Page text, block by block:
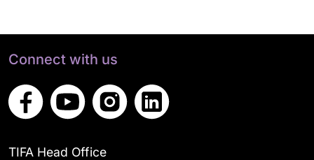
Connect with us
TIFA Head Office